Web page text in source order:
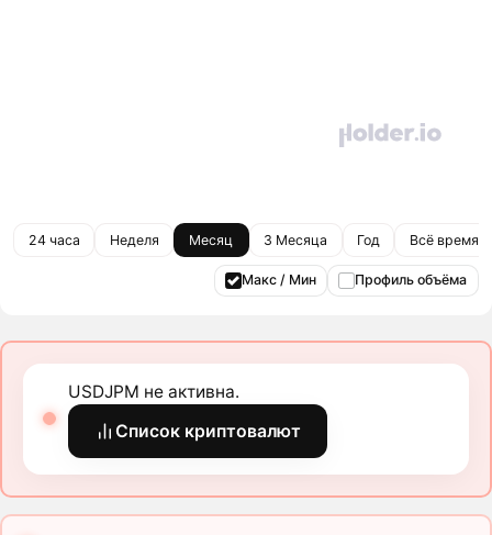
24 часа Неделя Месяц 3 Месяца Год Всё время
Макс / Мин Профиль объёма
USDJPM не активна.
Список криптовалют